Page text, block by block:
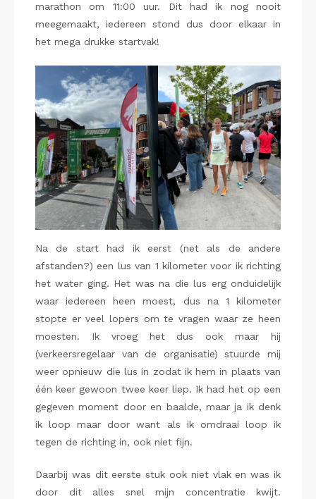
marathon om 11:00 uur. Dit had ik nog nooit
meegemaakt, iedereen stond dus door elkaar in
het mega drukke startvak!
Na de start had ik eerst (net als de andere
afstanden?) een lus van 1 kilometer voor ik richting
het water ging. Het was na die lus erg onduidelijk
waar iedereen heen moest, dus na 1 kilometer
stopte er veel lopers om te vragen waar ze heen
moesten. Ik vroeg het dus ook maar hij
(verkeersregelaar van de organisatie) stuurde mij
weer opnieuw die lus in zodat ik hem in plaats van
één keer gewoon twee keer liep. Ik had het op een
gegeven moment door en baalde, maar ja ik denk
ik loop maar door want als ik omdraai loop ik
tegen de richting in, ook niet fijn.
Daarbij was dit eerste stuk ook niet vlak en was ik
door dit alles snel mijn concentratie kwijt.